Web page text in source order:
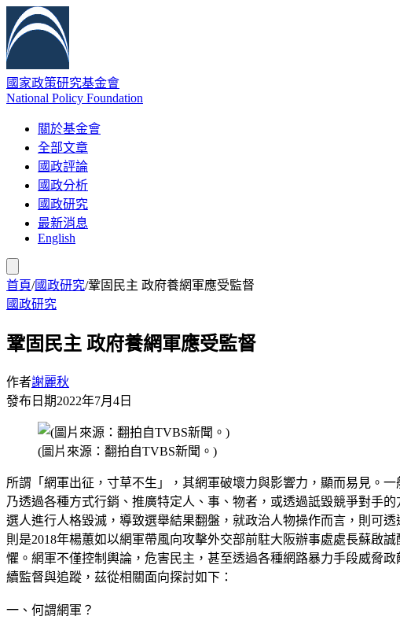
國家政策研究基金會
National Policy Foundation
關於基金會
全部文章
國政評論
國政分析
國政研究
最新消息
English
首頁/國政研究/鞏固民主 政府養網軍應受監督
國政研究
鞏固民主 政府養網軍應受監督
作者謝麗秋
發布日期2022年7月4日
(圖片來源：翻拍自TVBS新聞。)
所謂「網軍出征，寸草不生」，其網軍破壞力與影響力，顯而易見。
乃透過各種方式行銷、推廣特定人、事、物者，或透過詆毀競爭對手
選人進行人格毀滅，導致選舉結果翻盤，就政治人物操作而言，則可
則是2018年楊蕙如以網軍帶風向攻擊外交部前駐大阪辦事處處長蘇啟
懼。網軍不僅控制輿論，危害民主，甚至透過各種網路暴力手段威脅
續監督與追蹤，茲從相關面向探討如下：
一、何謂網軍？